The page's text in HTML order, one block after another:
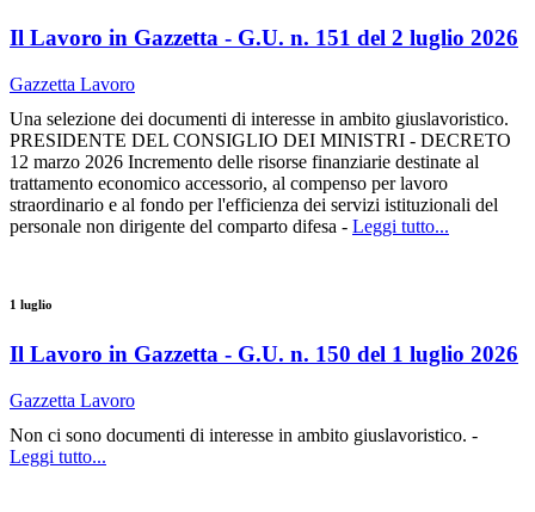
Il Lavoro in Gazzetta - G.U. n. 151 del 2 luglio 2026
Gazzetta Lavoro
Una selezione dei documenti di interesse in ambito giuslavoristico.
PRESIDENTE DEL CONSIGLIO DEI MINISTRI - DECRETO
12 marzo 2026 Incremento delle risorse finanziarie destinate al
trattamento economico accessorio, al compenso per lavoro
straordinario e al fondo per l'efficienza dei servizi istituzionali del
personale non dirigente del comparto difesa - Leggi tutto...
1 luglio
Il Lavoro in Gazzetta - G.U. n. 150 del 1 luglio 2026
Gazzetta Lavoro
Non ci sono documenti di interesse in ambito giuslavoristico. -
Leggi tutto...